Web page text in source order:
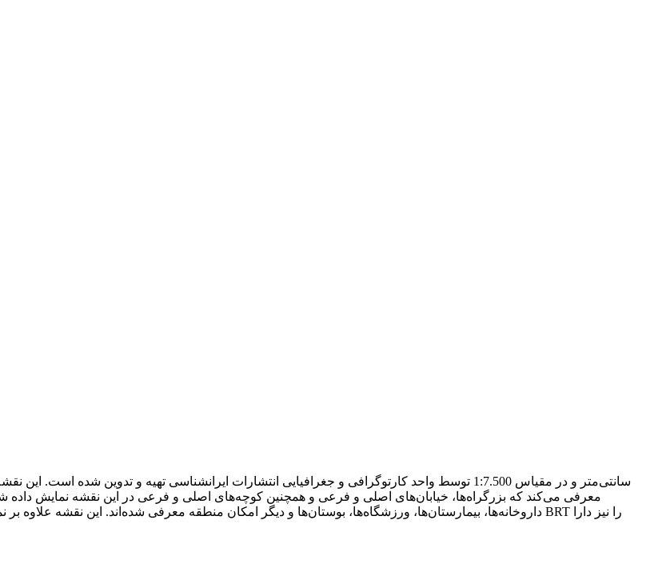
معرفی می‌کند که بزرگراه‌ها، خیابان‌های اصلی و فرعی و همچنین کوچه‌های اصلی و فرعی در این نقشه نمایش داده